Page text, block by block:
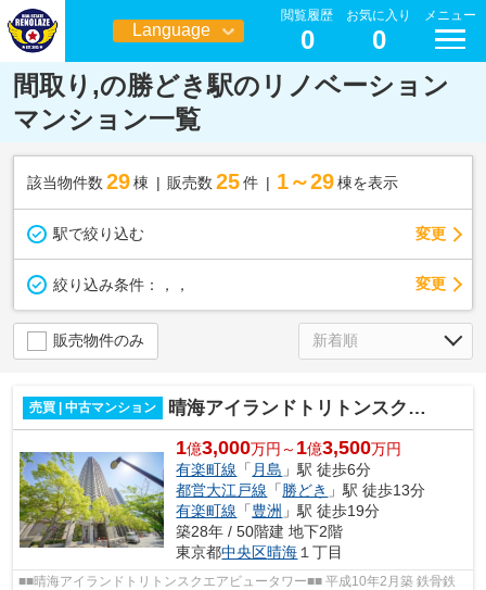
Language
日本語
閲覧履歴
0
お気に入り
0
メニュー
間取り,の勝どき駅のリノベーション
マンション一覧
該当物件数 29棟 販売数 25 件 1～29 棟を表示
駅で絞り込む 変更
絞り込み条件： ，， 変更
販売物件のみ
売買 | 中古マンション 晴海アイランドトリトンスクエアビュータワー
1億3,000万円～ 1億3,500万円
有楽町線 「 月島 」駅 徒歩6分
都営大江戸線 「 勝どき 」駅 徒歩13分
有楽町線 「豊洲 」駅 徒歩19分
築28年 / 50階建 地下2階
東京都中央区晴海 １丁目
■■晴海アイランドトリトンスクエアビュータワー■■ 平成10年2月築 鉄骨鉄